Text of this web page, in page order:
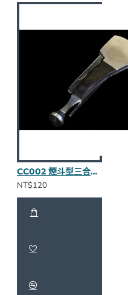
CC002 煙斗型三合一壓棒（烏木半貼皮）
NT$120